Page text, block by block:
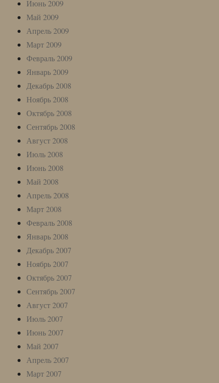
Июнь 2009
Май 2009
Апрель 2009
Март 2009
Февраль 2009
Январь 2009
Декабрь 2008
Ноябрь 2008
Октябрь 2008
Сентябрь 2008
Август 2008
Июль 2008
Июнь 2008
Май 2008
Апрель 2008
Март 2008
Февраль 2008
Январь 2008
Декабрь 2007
Ноябрь 2007
Октябрь 2007
Сентябрь 2007
Август 2007
Июль 2007
Июнь 2007
Май 2007
Апрель 2007
Март 2007